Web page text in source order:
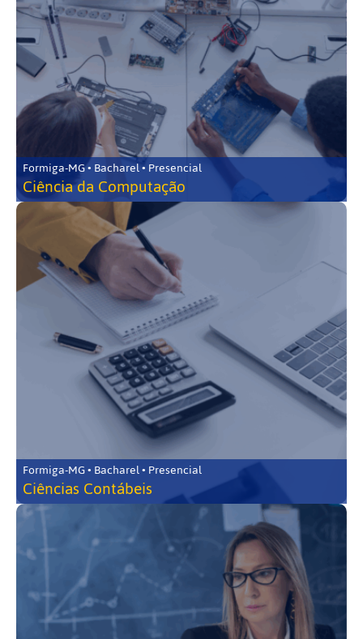
Formiga-MG • Bacharel • Presencial
Ciência da Computação
Formiga-MG • Bacharel • Presencial
Ciências Contábeis